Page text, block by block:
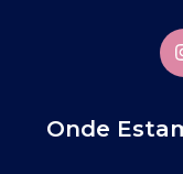
Onde